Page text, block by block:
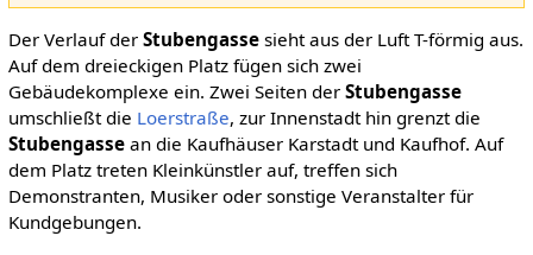
Der Verlauf der Stubengassesieht aus der Luft T-förmig aus.
Auf dem dreieckigen Platz fügen sich zwei
Gebäudekomplexe ein. Zwei Seiten der Stubengasse
umschließt die Loerstraße, zur Innenstadt hin grenzt die
Stubengassean die Kaufhäuser Karstadt und Kaufhof. Auf
dem Platz treten Kleinkünstler auf, treffen sich
Demonstranten, Musiker oder sonstige Veranstalter für
Kundgebungen.